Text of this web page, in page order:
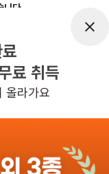
니다
하기
료 취득
올라가요